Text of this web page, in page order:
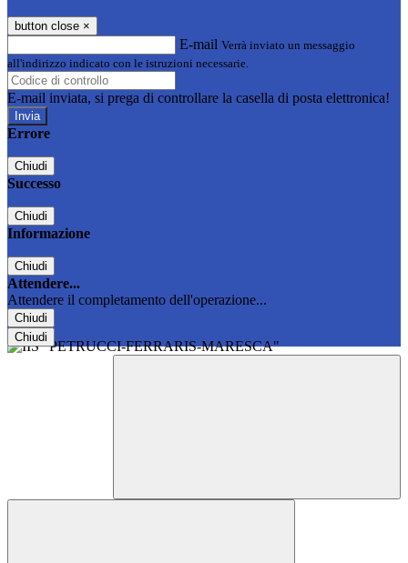
button close ×
E-mail Verrà inviato un messaggio
all'indirizzo indicato con le istruzioni necessarie.
E-mail inviata, si prega di controllare la casella di posta elettronica!
Errore
Chiudi
Successo
Chiudi
Informazione
Chiudi
Attendere...
Attendere il completamento dell'operazione...
Chiudi
Chiudi